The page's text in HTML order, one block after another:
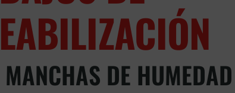
DE HUMEDAD